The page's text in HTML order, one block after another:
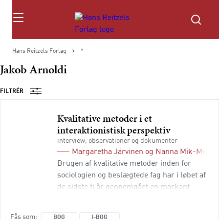
Søg
Hans Reitzels Forlag *
Jakob Arnoldi
FILTRÉR
Kvalitative metoder i et
interaktionistisk perspektiv
interview, observationer og dokumenter
Margaretha Järvinen og Nanna Mik-Meyer
Brugen af kvalitative metoder inden for
sociologien og beslægtede fag har i løbet af
de sidste ti år gennemgået en markant
Fås som BOG I-BOG